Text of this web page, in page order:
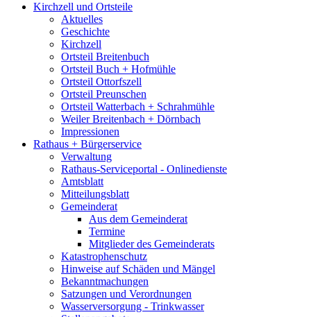
Kirchzell und Ortsteile
Aktuelles
Geschichte
Kirchzell
Ortsteil Breitenbuch
Ortsteil Buch + Hofmühle
Ortsteil Ottorfszell
Ortsteil Preunschen
Ortsteil Watterbach + Schrahmühle
Weiler Breitenbach + Dörnbach
Impressionen
Rathaus + Bürgerservice
Verwaltung
Rathaus-Serviceportal - Onlinedienste
Amtsblatt
Mitteilungsblatt
Gemeinderat
Aus dem Gemeinderat
Termine
Mitglieder des Gemeinderats
Katastrophenschutz
Hinweise auf Schäden und Mängel
Bekanntmachungen
Satzungen und Verordnungen
Wasserversorgung - Trinkwasser